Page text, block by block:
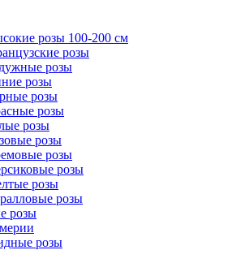
розы 100-200 см
розы
розы
розы
розы
розы
розы
розы
розы
розы
розы
розы
розы
розы